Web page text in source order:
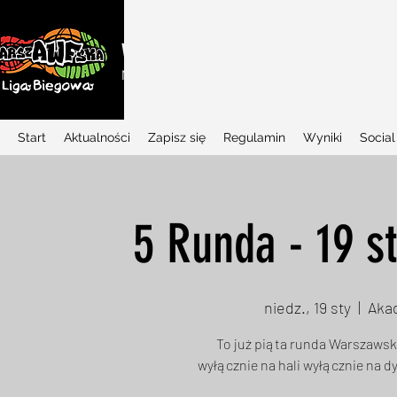
WARSZAWSKA LIGA BIEGOWA
Najlepszy w Polsce projekt biegowy dla
Start Aktualności Zapisz się Regulamin Wyniki
5 Runda - 19
niedz., 19 sty
  |
To już piąta runda
wyłącznie na hali wyłącznie na